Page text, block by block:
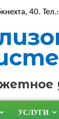
40.
УСЛУГИ